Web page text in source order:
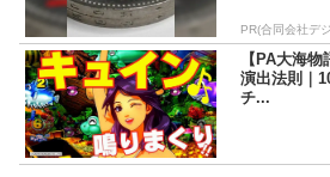
PR(合同会社デ
【PA大海
演出法則｜
チ...